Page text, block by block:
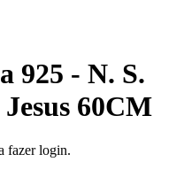
925 - N. S.
60CM
fazer login.